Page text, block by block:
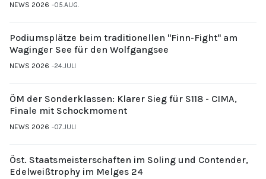
NEWS 2026 05.AUG.
Podiumsplätze beim traditionellen "Finn-Fight" am
Waginger See für den Wolfgangsee
NEWS 2026 24.JULI
ÖM der Sonderklassen: Klarer Sieg für S118 - CIMA,
Finale mit Schockmoment
NEWS 2026 07.JULI
Öst. Staatsmeisterschaften im Soling und Contender,
Edelweißtrophy im Melges 24